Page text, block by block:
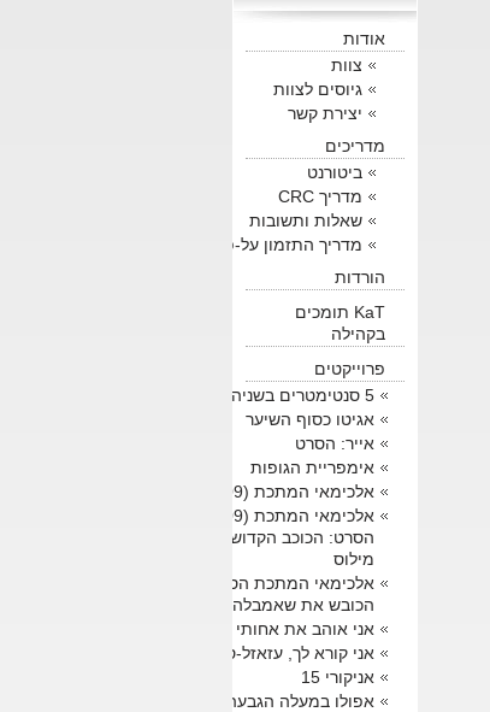
אודות
צוות
גיוסים לצוות
יצירת קשר
מדריכים
ביטורנט
מדריך CRC
שאלות ותשובות
מדריך התזמון על-פי KaT
הורדות
KaT תומכים
בקהילה
פרוייקטים
5 סנטימטרים בשניה
אגיטו כסוף השיער
אייר: הסרט
אימפריית הגופות
אלכימאי המתכת (2009)
הסרט: הכוכב הקדוש של
מילוס
אלכימאי המתכת הסרט:
הכובש את שאמבלה
אני אוהב את אחותי הקטנה
אני קורא לך, עזאזל-סאן!
אניקורי 15
אפולו במעלה הגבעה